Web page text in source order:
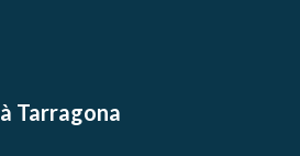
à Tarragona